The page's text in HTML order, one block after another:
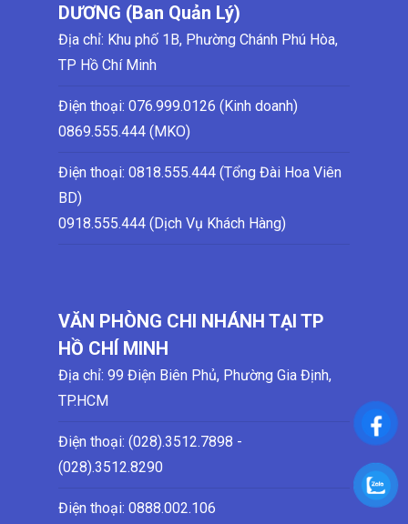
DƯƠNG (Ban Quản Lý)
Địa chỉ: Khu phố 1B, Phường Chánh Phú Hòa,
TP Hồ Chí Minh
Điện thoại: 076.999.0126 (Kinh doanh)
0869.555.444 (MKO)
Điện thoại: 0818.555.444 (Tổng Đài Hoa Viên
BD)
0918.555.444 (Dịch Vụ Khách Hàng)
VĂN PHÒNG CHI NHÁNH TẠI TP
HỒ CHÍ MINH
Địa chỉ: 99 Điện Biên Phủ, Phường Gia Định,
TP.HCM
Điện thoại: (028).3512.7898 -
(028).3512.8290
Điện thoại: 0888.002.106